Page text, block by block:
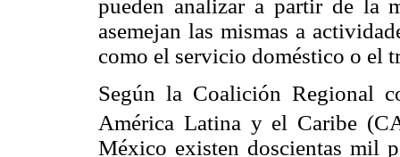
pueden analizar a partir de la
asemejan las mismas a
como el servicio doméstico o el
Según la Coalición Regional
América Latina y el Caribe
México existen doscientas mil